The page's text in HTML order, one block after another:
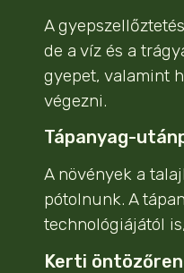
A
de a víz és a
gyepet, valamint
végezni.
Tápanyag-
A növények a
pótolnunk. A
technológiájától
Kerti